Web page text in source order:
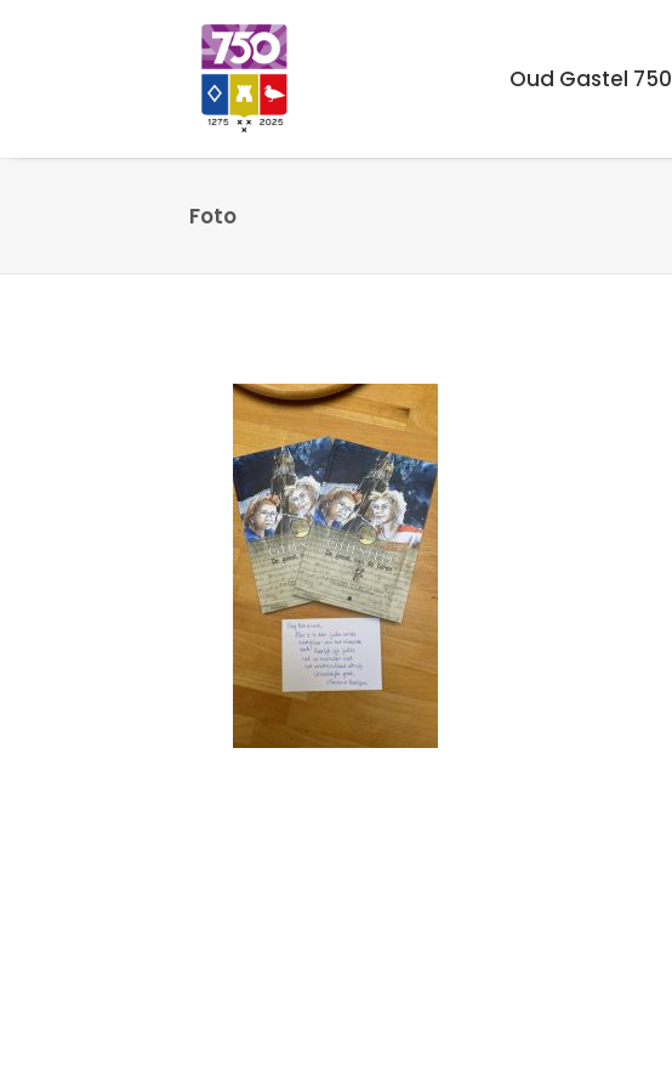
Oud Gastel 750
Foto